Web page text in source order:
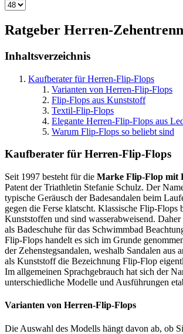
Ratgeber Herren-
Inhaltsverzeichnis
Kaufberater für Herren-Flip-Flops
Varianten von Herren-Flip-Flops
Flip-Flops aus Kunststoff
Textil-Flip-Flops
Elegante Herren-Flip-Flops aus
Warum Flip-Flops so beliebt sind
Kaufberater für Herren-Flip-Flops
Seit 1997 besteht für die Marke Flip-Flop mit
Patent der Triathletin Stefanie Schulz. Der
typische Geräusch der Badesandalen beim
gegen die Ferse klatscht. Klassische Flip-Flops
Kunststoffen und sind wasserabweisend. Daher
als Badeschuhe für das Schwimmbad
Flip-Flops handelt es sich im Grunde
der Zehenstegsandalen, weshalb Sandalen aus
als Kunststoff die Bezeichnung Flip-Flop
Im allgemeinen Sprachgebrauch hat sich der
unterschiedliche Modelle und Ausführungen
Varianten von Herren-Flip-Flops
Die Auswahl des Modells hängt davon ab, ob